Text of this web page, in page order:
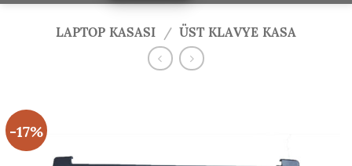
LAPTOP KASASI / ÜST KLAVYE KASA
-17%